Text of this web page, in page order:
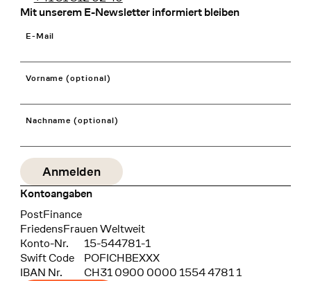
Mit unserem E-Newsletter informiert bleiben
E-Mail
Vorname (optional)
Nachname (optional)
Kontoangaben
Bank
PostFinance
Recipient
FriedensFrauen Weltweit
Konto-Nr.
15-544781-1
Swift Code
POFICHBEXXX
IBAN Nr.
CH31 0900 0000 1554 4781 1